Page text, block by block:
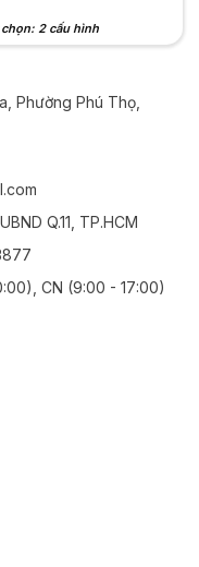
Glare
IPS
RTX3000
chọn: 2 cấu hình
Phường Phú Thọ,
Q.11, TP.HCM
CN (9:00 - 17:00)